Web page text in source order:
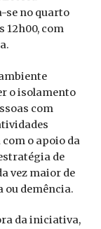
se no quarto
12h00, com
o isolamento
com
o apoio da
de
vez maior de
ou demência.
da iniciativa,